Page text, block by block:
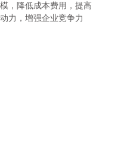
，降低成本费用，提高
力，增强企业竞争力